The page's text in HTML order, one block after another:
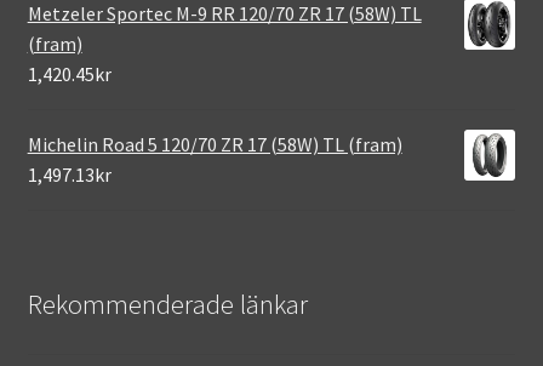
Metzeler Sportec M-9 RR 120/70 ZR 17 (58W) TL
(fram)
1,420.45kr
Michelin Road 5 120/70 ZR 17 (58W) TL (fram)
1,497.13kr
Rekommenderade länkar